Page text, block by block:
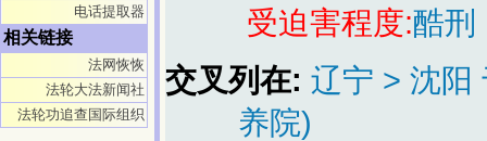
电话提取器
相关链接
法网恢恢
法轮大法新闻社
法轮功追查国际组织
受迫害程度:酷刑
交叉列在: 辽宁 > 沈阳
养院)